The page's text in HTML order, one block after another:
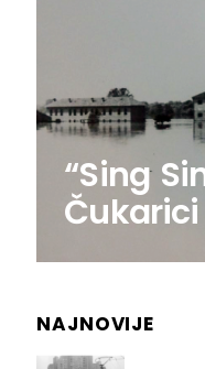
“Sing
Čukarici
NAJNOVIJE